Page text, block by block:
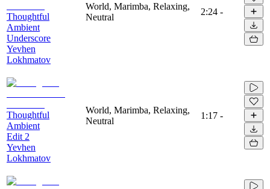
Thoughtful
Ambient
Underscore
Yevhen
Lokhmatov
World, Marimba, Relaxing,
Neutral
2:24 -
Thoughtful
Ambient
Edit 2
Yevhen
Lokhmatov
World, Marimba, Relaxing,
Neutral
1:17 -